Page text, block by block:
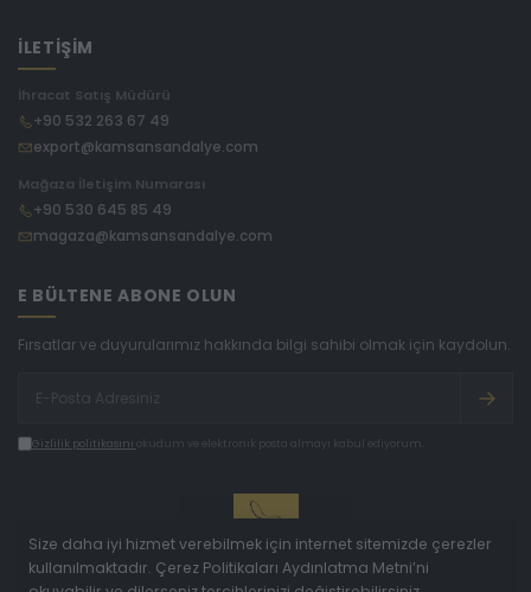
İLETİŞİM
İhracat Satış Müdürü
+90 532 263 67 49
export@kamsansandalye.com
Mağaza İletişim Numarası
+90 530 645 85 49
magaza@kamsansandalye.com
E BÜLTENE ABONE OLUN
Fırsatlar ve duyurularımız hakkında bilgi sahibi olmak için kaydolun.
Gizlilik politikasını okudum ve elektronik posta almayı kabul ediyorum.
Size daha iyi hizmet verebilmek için internet sitemizde çerezler
kullanılmaktadır. Çerez Politikaları Aydınlatma Metni’ni